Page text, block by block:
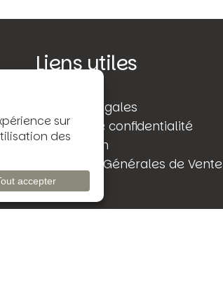
Liens utiles
Mentions légales
Politique de confidentialité
Rétractation
Conditions Générales de Vente